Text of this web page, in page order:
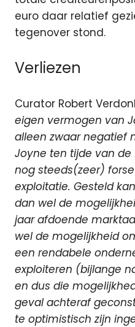
euro daar relatief
tegenover stond.
Verliezen
Curator Robert
eigen vermogen van
alleen zwaar negatief
Joyne ten tijde van
nog steeds(zeer)
exploitatie. Gesteld
dan wel de
jaar afdoende
wel de mogelijkheid
een rendabele
exploiteren (bijlange
en dus die
geval achteraf
te optimistisch zijn